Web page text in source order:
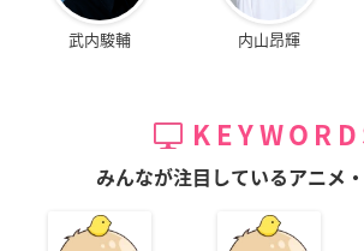
武内駿輔 内山昂輝
みんなが注目しているアニメ